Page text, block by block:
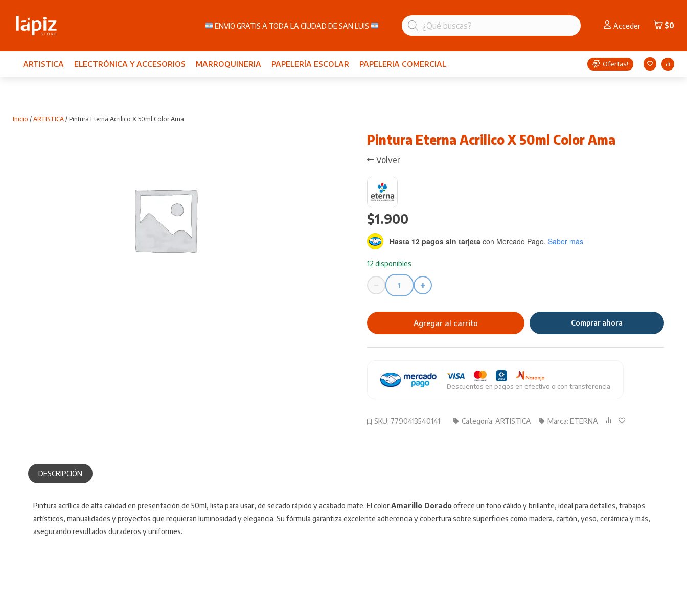
Búsqueda
de
productos
Acceder $0
ENVIO GRATIS A TODA LA CIUDAD DE SAN LUIS
ARTISTICA ELECTRÓNICA Y ACCESORIOS MARROQUINERIA PAPELERÍA ESCOLAR PAPELERIA COMERCIAL Ofertas!
Inicio / ARTISTICA / Pintura Eterna Acrilico X 50ml Color Ama
Pintura Eterna Acrilico X 50ml Color Ama
Volver
$1.900
12 disponibles
Hasta 12 pagos sin tarjeta con Mercado Pago. Saber más
−
Pintura
Acrilico
X
cantidad
+
Agregar al carrito Comprar ahora
SKU: 7790413540141 Categoría: ARTISTICA Marca: ETERNA
Descuentos en pagos en efectivo o con transferencia
DESCRIPCIÓN
Pintura acrílica de alta calidad en presentación de 50ml, lista para usar, de secado rápido y acabado mate. El colorAmarillo Doradoofrece un tono cálido y brillante, ideal para detalles, trabajos
artísticos, manualidades y proyectos que requieran luminosidad y elegancia. Su fórmula garantiza excelente adherencia y cobertura sobre superficies como madera, cartón, yeso, cerámica y más,
asegurando resultados duraderos y uniformes.